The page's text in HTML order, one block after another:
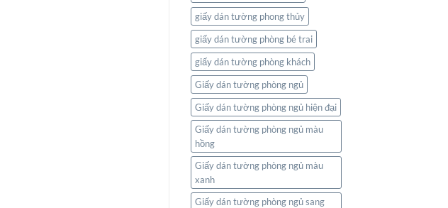
giấy dán tường phong thủy
giấy dán tường phòng bé trai
giấy dán tường phòng khách
Giấy dán tường phòng ngủ
Giấy dán tường phòng ngủ hiện đại
Giấy dán tường phòng ngủ màu
hồng
Giấy dán tường phòng ngủ màu
xanh
Giấy dán tường phòng ngủ sang